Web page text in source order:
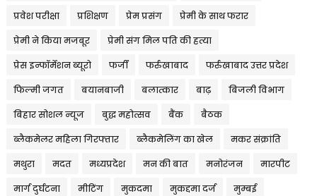
प्रवेश परीक्षा प्रशिक्षण प्रेम प्रसंग प्रेमी के साथ फरार
प्रेमी ने किया मजबूर प्रेमी संग मिल पति की हत्या
प्रेस इन्फॉर्मेशन ब्यूरो फर्जी फर्रुखाबाद फर्रुखाबाद उत्तर प्रदेश
फिल्मी जगत बयानबाजी बलात्कार बाढ़ बिजली विभाग
बिहार सोशल न्यूज बुद्ध महोत्सव बैंक बैठक
ब्लैकमेलर महिला गिरफ्तार ब्लैकमेलिंग का खेल मकर संक्रांति
मथुरा मदत मध्यप्रदेश मन की बात मनोरंजन मारपीट
मार्ग दुर्घटना मीटिंग मुकदमा मुकद्दमा दर्ज मुम्बई